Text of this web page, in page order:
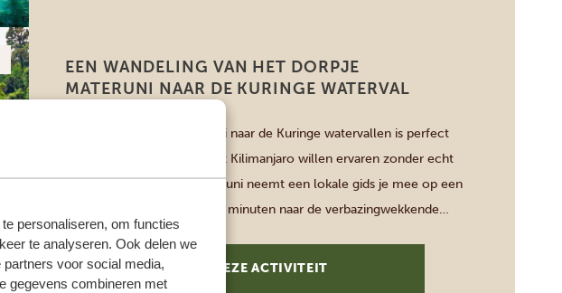
personaliseren, om functies
te analyseren. Ook delen we
voor social media,
gegevens combineren met
EEN WANDELING VAN HET DORPJE
MATERUNI NAAR DE KURINGE WATERVAL
Een wandeling van Materuni naar de Kuringe watervallen is perfect
voor degenen die de Mount Kilimanjaro willen ervaren zonder echt
te beklimmen! Vanuit Materuni neemt een lokale gids je mee op een
prachtige wandeling van 40 minuten naar de verbazingwekkende
waterval van 70 meter hoog. Op 2500 meter boven zeeniveau loopt
het pad door valleien […]
BEKIJK DEZE ACTIVITEIT